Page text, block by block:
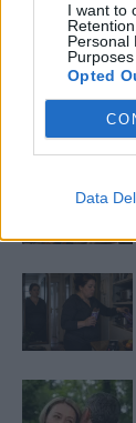
I want to
Personal
Opted
Data